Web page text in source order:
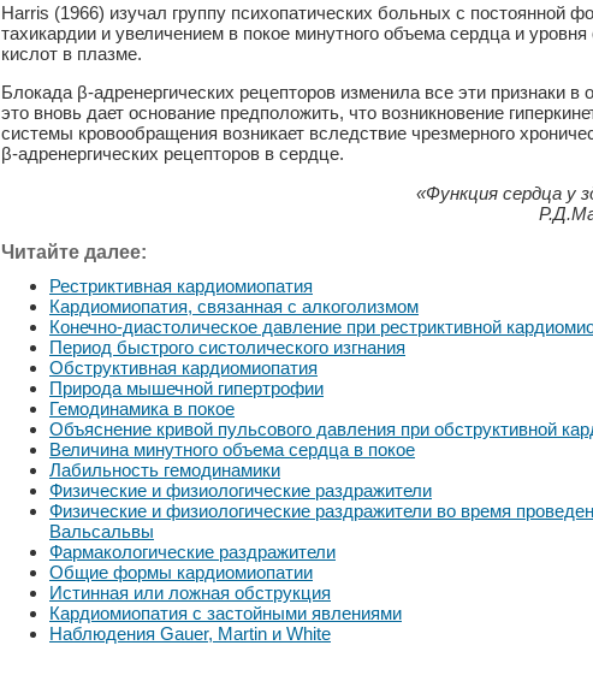
Harris (1966) изучал группу психопатических больных с постоянной
тахикардии и увеличением в покое минутного объема сердца и
кислот в плазме.
Блокада β-адренергических рецепторов изменила все эти признаки в
это вновь дает основание предположить, что возникновение
системы кровообращения возникает вследствие чрезмерного
β-адренергических рецепторов в сердце.
«Функция сердца у
Читайте далее:
Рестриктивная кардиомиопатия
Кардиомиопатия, связанная с алкоголизмом
Конечно-диастолическое давление при рестриктивной
Период быстрого систолического изгнания
Обструктивная кардиомиопатия
Природа мышечной гипертрофии
Гемодинамика в покое
Объяснение кривой пульсового давления при обструктивной
Величина минутного объема сердца в покое
Лабильность гемодинамики
Физические и физиологические раздражители
Физические и физиологические раздражители во время
Вальсальвы
Фармакологические раздражители
Общие формы кардиомиопатии
Истинная или ложная обструкция
Кардиомиопатия с застойными явлениями
Наблюдения Gauer, Martin и White